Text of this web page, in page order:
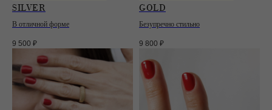
SILVER
В отличной форме
9 500 ₽
GOLD
Безупречно стильно
9 800 ₽